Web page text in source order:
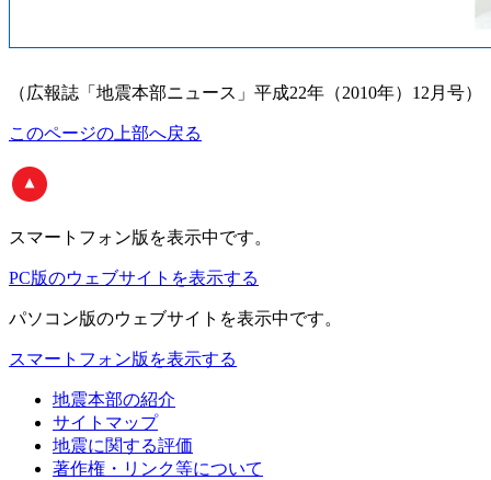
（広報誌「地震本部ニュース」平成22年（2010年）12月号）
このページの上部へ戻る
スマートフォン版 を表示中です。
PC版のウェブサイトを表示する
パソコン版のウェブサイトを表示中です。
スマートフォン版を表示する
地震本部の紹介
サイトマップ
地震に関する評価
著作権・リンク等について